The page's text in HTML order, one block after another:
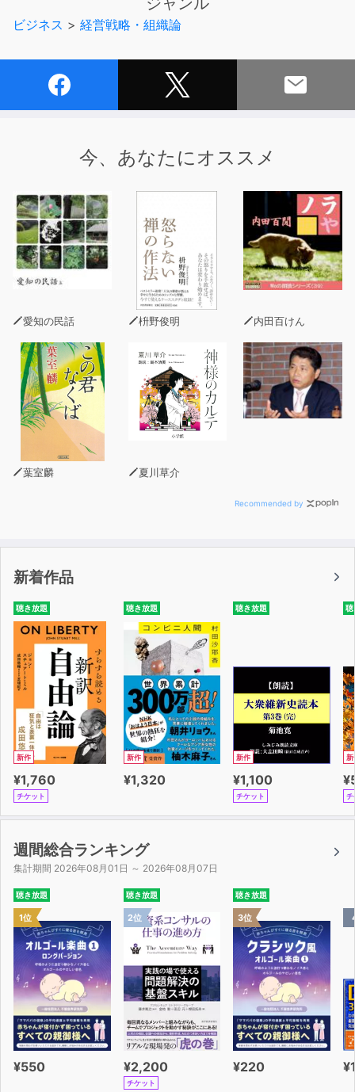
わかりやすく、「意味」と「理由」の理解を含めて身につ
第2章 秘書力とは、「確実力」
第4章 秘書力とは、「問題解決力」
第2部 関係構築編
第5章 秘書力とは、「接遇力」
第6章 秘書力とは、「コミュニケーション力」
第7章 秘書力とは、「信用力」
第8章 秘書力とは、「学び力」
第9章 秘書力とは、「成長力」
ビジネス > 経営戦略・組織論
今、あなたにオススメ
愛知の民話 枡野俊明 内田百けん
葉室麟 夏川草介
Recommended by
新着作品
聴き放題
新作
¥1,760
チケット
聴き放題
新作
¥1,320
聴き放題
新作
¥1,100
チケット
聴
新
チ
週間総合ランキング
集計期間 2026年08月01日 ～ 2026年08月07日
聴き放題
1位
¥550
聴き放題
2位
¥2,200
チケット
聴き放題
3位
¥220